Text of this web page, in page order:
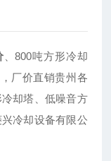
、800吨方形冷却
厂价直销贵州各
却塔、低噪音方
冷却设备有限公